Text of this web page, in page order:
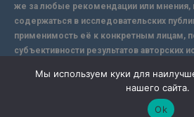
же за любые рекомендации или мнения,
содержаться в исследовательских
применимость её к конкретным лицам,
субъективности результатов авторских
надежной защиты информации, Сайт не
информацию, присылаемую через
Мы используем куки для
нашего сайта.
Ok